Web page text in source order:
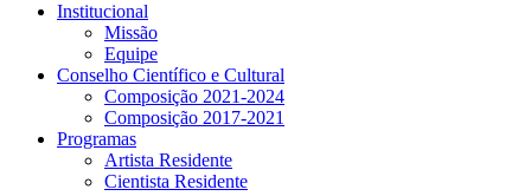
Institucional
Missão
Equipe
Conselho Científico e Cultural
Composição 2021-2024
Composição 2017-2021
Programas
Artista Residente
Cientista Residente